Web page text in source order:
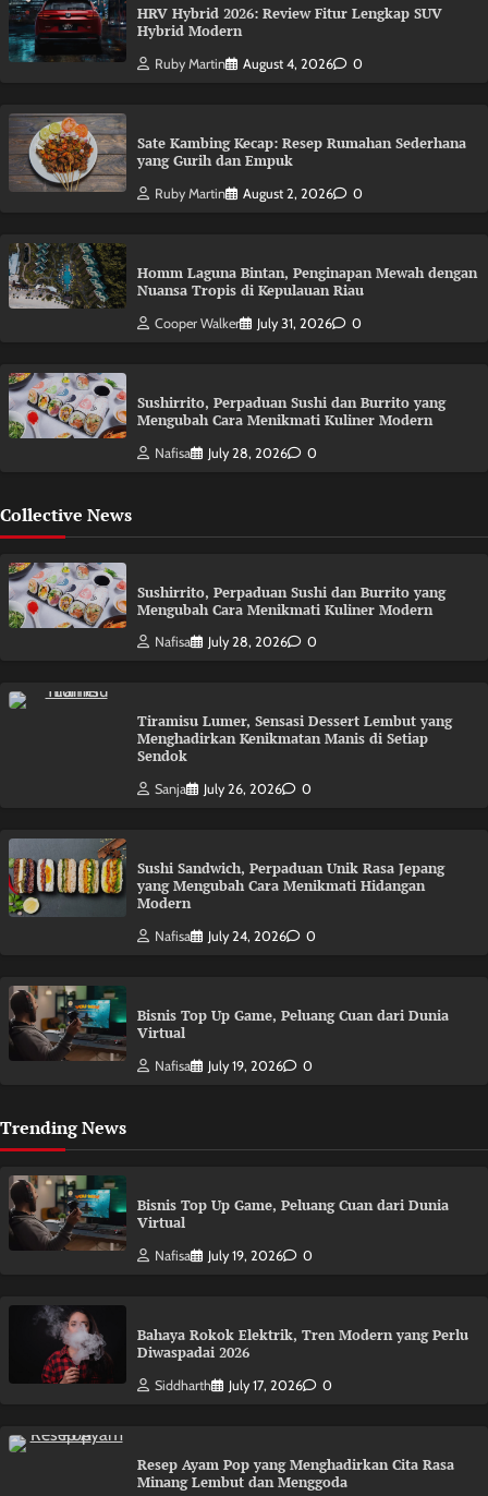
HRV Hybrid 2026: Review Fitur Lengkap SUV
Hybrid Modern
Ruby Martin August 4, 2026 0
Sate Kambing Kecap: Resep Rumahan Sederhana
yang Gurih dan Empuk
Ruby Martin August 2, 2026 0
Homm Laguna Bintan, Penginapan Mewah dengan
Nuansa Tropis di Kepulauan Riau
Cooper Walker July 31, 2026 0
Sushirrito, Perpaduan Sushi dan Burrito yang
Mengubah Cara Menikmati Kuliner Modern
Nafisa July 28, 2026 0
Collective News
Sushirrito, Perpaduan Sushi dan Burrito yang
Mengubah Cara Menikmati Kuliner Modern
Nafisa July 28, 2026 0
Tiramisu Lumer, Sensasi Dessert Lembut yang
Menghadirkan Kenikmatan Manis di Setiap
Sendok
Sanja July 26, 2026 0
Sushi Sandwich, Perpaduan Unik Rasa Jepang
yang Mengubah Cara Menikmati Hidangan
Modern
Nafisa July 24, 2026 0
Bisnis Top Up Game, Peluang Cuan dari Dunia
Virtual
Nafisa July 19, 2026 0
Trending News
Bisnis Top Up Game, Peluang Cuan dari Dunia
Virtual
Nafisa July 19, 2026 0
Bahaya Rokok Elektrik, Tren Modern yang Perlu
Diwaspadai 2026
Siddharth July 17, 2026 0
Resep Ayam Pop yang Menghadirkan Cita Rasa
Minang Lembut dan Menggoda